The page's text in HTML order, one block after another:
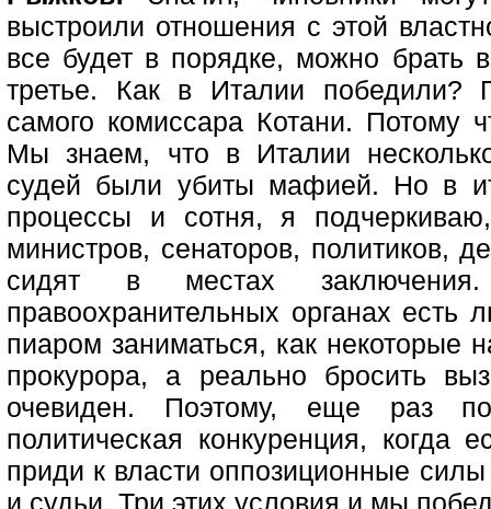
выстроили отношения с этой
все будет в порядке, можно брать
третье. Как в Италии победили?
самого комиссара Котани. Потому
Мы знаем, что в Италии
судей были убиты мафией. Но в
процессы и сотня, я
министров, сенаторов, политиков,
сидят в местах
правоохранительных органах есть
пиаром заниматься, как некоторые
прокурора, а реально бросить
очевиден. Поэтому, еще раз
политическая конкуренция, когда
приди к власти оппозиционные
и судьи. Три этих условия и мы